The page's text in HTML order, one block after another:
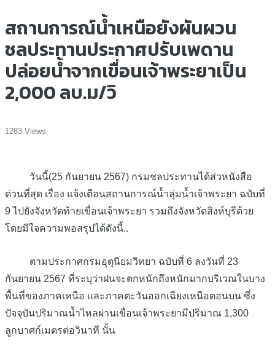
สถานการณ์น้ำเหนือยังผันผวน
ชลประทานประกาศปรับเพดาน
ปล่อยน้ำจากเขื่อนเจ้าพระยาเป็น
2,000 ลบ.ม/วิ
1283 Views
วันนี้(25 กันยายน 2567) กรมชลประทานได้ส่วหนังสือ
ด่วนที่สุด เรื่อง แจ้งเตือนสถานการณ์น้ำลุ่มน้ำเจ้าพระยา ฉบับที่
9 ไปยังจังหวัดท้ายเขื่อนเจ้าพระยา รวมถึงจังหวัดสิงห์บุรีด้วย
โดยมีใจความพอสรุปได้ดังนี้..
ตามประกาศกรมอุตุนิยมวิทยา ฉบับที่ 6 ลงวันที่ 23
กันยายน 2567 ที่ระบุว่าฝนจะตกหนักถึงหนักมากบริเวณในบาง
พื้นที่ของภาคเหนือ และภาคตะวันออกเฉียงเหนือตอนบน ซึ่ง
ปัจจุบันปริมาณน้ำไหลผ่านเขื่อนเจ้าพระยามีปริมาณ 1,300
ลูกบาศก์เมตรต่อวินาที นั้น